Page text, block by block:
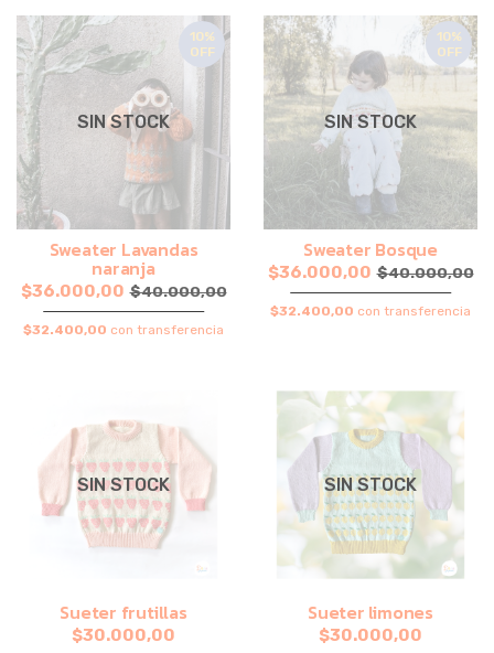
10%
OFF
SIN STOCK
Sweater Lavandas
naranja
$36.000,00 $40.000,00
$32.400,00 con transferencia
10%
OFF
SIN STOCK
Sweater Bosque
$36.000,00 $40.000,00
$32.400,00 con transferencia
SIN STOCK
Sueter frutillas
$30.000,00
SIN STOCK
Sueter limones
$30.000,00